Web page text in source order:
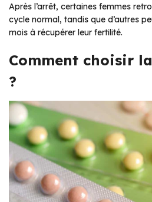
Après l’arrêt, certaines femmes
cycle normal, tandis que d’autres
mois à récupérer leur fertilité.
Comment choisir
?